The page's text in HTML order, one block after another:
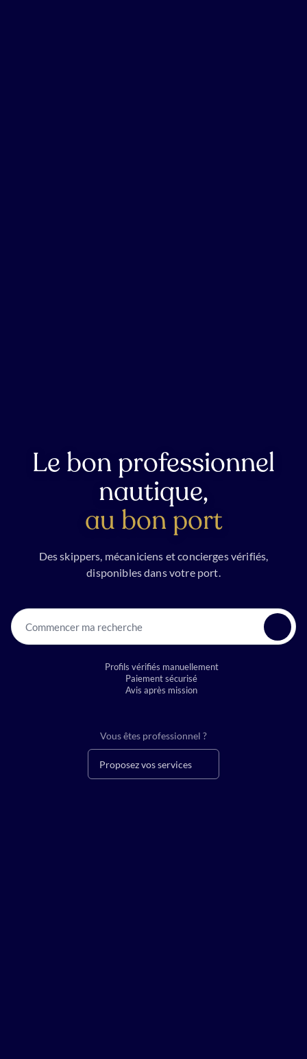
Le bon professionnel
nautique,
au bon port
Des skippers, mécaniciens et concierges vérifiés,
disponibles dans votre port.
Commencer ma recherche
Profils vérifiés manuellement
Paiement sécurisé
Avis après mission
Vous êtes professionnel ?
Proposez vos services